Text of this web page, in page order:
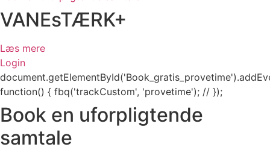
VANEsTÆRK+
Læs mere
Login
function() { fbq('trackCustom', 'provetime'); // });
Book en uforpligtende
samtale